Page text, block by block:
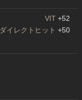
VIT +52
ダイレクトヒット +50